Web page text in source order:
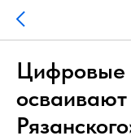
Цифровые